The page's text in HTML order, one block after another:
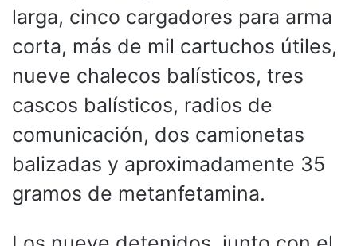
larga, cinco cargadores para arma
corta, más de mil cartuchos útiles,
nueve chalecos balísticos, tres
cascos balísticos, radios de
comunicación, dos camionetas
balizadas y aproximadamente 35
gramos de metanfetamina.